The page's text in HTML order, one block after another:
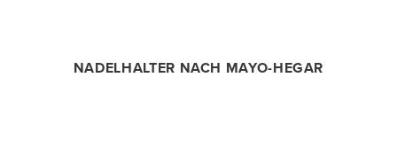
NADELHALTER NACH MAYO-HEGAR